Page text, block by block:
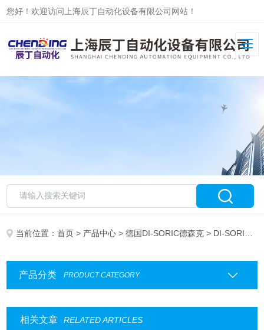
您好！欢迎访问上海辰丁自动化设备有限公司网站！
当前位置：首页 > 产品中心 >德国DI-SORIC德森克 > DI-SORIC气缸
产品分类 PRODUCT CATEGORY
相关文章 RELATED ARTICLES